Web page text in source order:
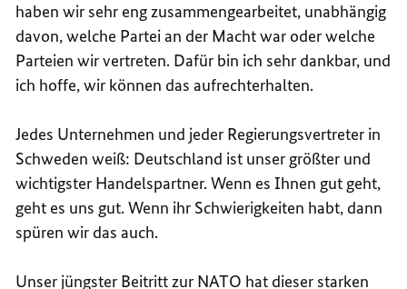
haben wir sehr eng zusammengearbeitet, unabhängig
davon, welche Partei an der Macht war oder welche
Parteien wir vertreten. Dafür bin ich sehr dankbar, und
ich hoffe, wir können das aufrechterhalten.
Jedes Unternehmen und jeder Regierungsvertreter in
Schweden weiß: Deutschland ist unser größter und
wichtigster Handelspartner. Wenn es Ihnen gut geht,
geht es uns gut. Wenn ihr Schwierigkeiten habt, dann
spüren wir das auch.
Unser jüngster Beitritt zur NATO hat dieser starken